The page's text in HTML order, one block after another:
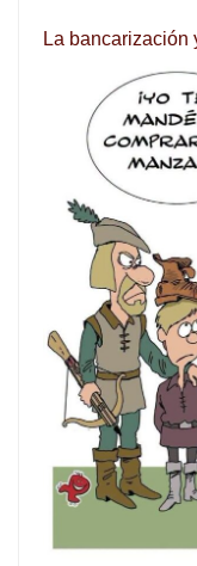
La bancarización